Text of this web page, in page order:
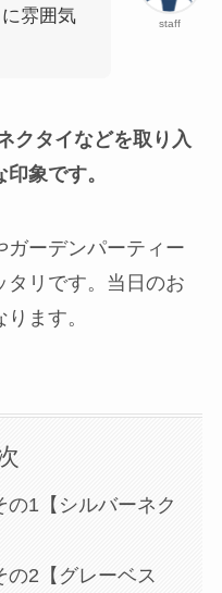
staff
雰囲気
クタイなどを取り入
象です。
ガーデンパーティー
タリです。当日のお
ます。
の1【シルバーネク
の2【グレーベス